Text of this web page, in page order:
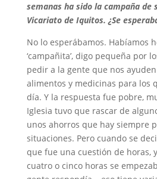
semanas ha sido la campaña de
Vicariato de Iquitos. ¿Se
No lo esperábamos. Habíamos
‘campañita’, digo pequeña por
pedir a la gente que nos
alimentos y medicinas para los
día. Y la respuesta fue pobre,
Iglesia tuvo que rascar de
unos ahorros que hay siempre
situaciones. Pero cuando se
que fue una cuestión de horas,
cuatro o cinco horas se